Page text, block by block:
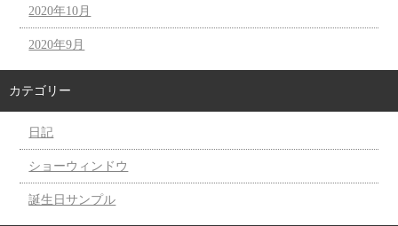
2020年10月
2020年9月
カテゴリー
日記
ショーウィンドウ
誕生日サンプル